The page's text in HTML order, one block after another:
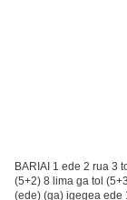
BARIAI 1 ede 2 rua 3
(5+2) 8 lima ga tol
(ede) (ga) igegea ede